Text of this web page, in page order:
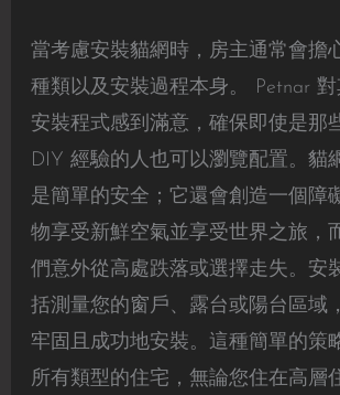
當考慮安裝貓網時，房主通常會擔
種類以及安裝過程本身。 Petnar
安裝程式感到滿意，確保即使是那
DIY 經驗的人也可以瀏覽配置。貓
是簡單的安全；它還會創造一個障
物享受新鮮空氣並享受世界之旅，
們意外從高處跌落或選擇走失。安
括測量您的窗戶、露台或陽台區域
牢固且成功地安裝。這種簡單的策
所有類型的住宅，無論您住在高層